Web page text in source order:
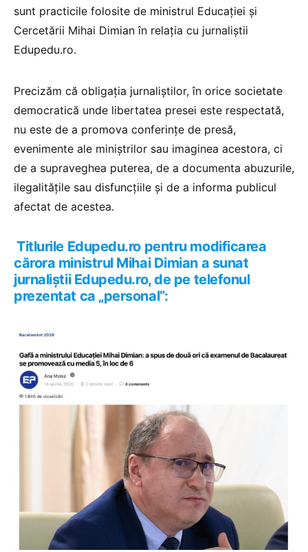
sunt practicile folosite de ministrul Educației și
Cercetării Mihai Dimian în relația cu jurnaliștii
Edupedu.ro.
Precizăm că obligația jurnaliștilor, în orice societate
democratică unde libertatea presei este respectată,
nu este de a promova conferințe de presă,
evenimente ale miniștrilor sau imaginea acestora, ci
de a supraveghea puterea, de a documenta abuzurile,
ilegalitățile sau disfuncțiile și de a informa publicul
afectat de acestea.
Titlurile Edupedu.ro pentru modificarea
cărora ministrul Mihai Dimian a sunat
jurnaliștii Edupedu.ro, de pe telefonul
prezentat ca „personal”: